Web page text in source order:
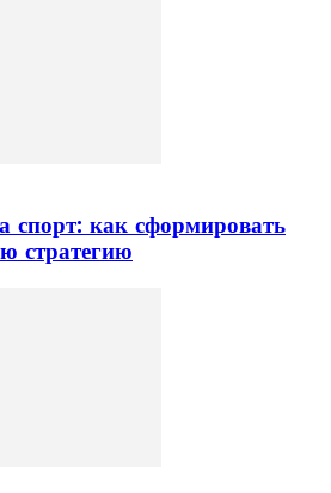
спорт: как сформировать
стратегию